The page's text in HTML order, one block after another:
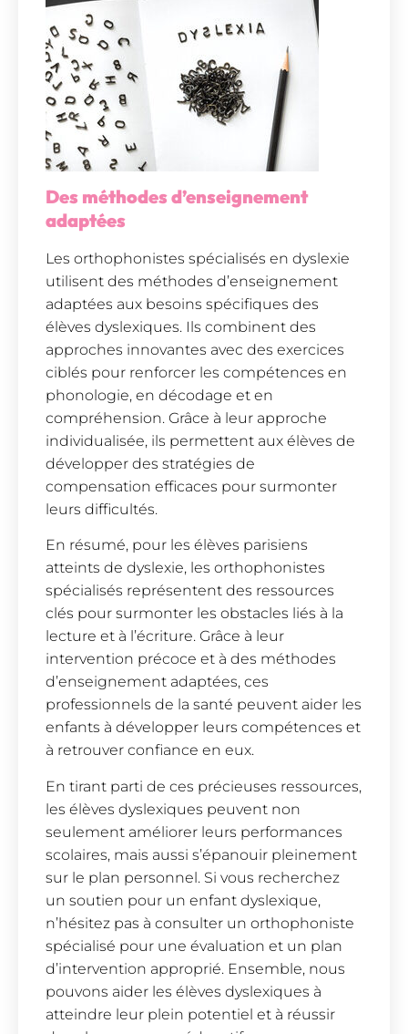
Des méthodes d’enseignement
adaptées
Les orthophonistes spécialisés en dyslexie
utilisent des méthodes d’enseignement
adaptées aux besoins spécifiques des
élèves dyslexiques. Ils combinent des
approches innovantes avec des exercices
ciblés pour renforcer les compétences en
phonologie, en décodage et en
compréhension. Grâce à leur approche
individualisée, ils permettent aux élèves de
développer des stratégies de
compensation efficaces pour surmonter
leurs difficultés.
En résumé, pour les élèves parisiens
atteints de dyslexie, les orthophonistes
spécialisés représentent des ressources
clés pour surmonter les obstacles liés à la
lecture et à l’écriture. Grâce à leur
intervention précoce et à des méthodes
d’enseignement adaptées, ces
professionnels de la santé peuvent aider les
enfants à développer leurs compétences et
à retrouver confiance en eux.
En tirant parti de ces précieuses ressources,
les élèves dyslexiques peuvent non
seulement améliorer leurs performances
scolaires, mais aussi s’épanouir pleinement
sur le plan personnel. Si vous recherchez
un soutien pour un enfant dyslexique,
n’hésitez pas à consulter un orthophoniste
spécialisé pour une évaluation et un plan
d’intervention approprié. Ensemble, nous
pouvons aider les élèves dyslexiques à
atteindre leur plein potentiel et à réussir